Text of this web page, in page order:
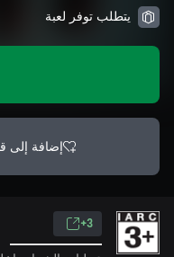
يتطلب توفر لعبة
إضافة إلى
3+